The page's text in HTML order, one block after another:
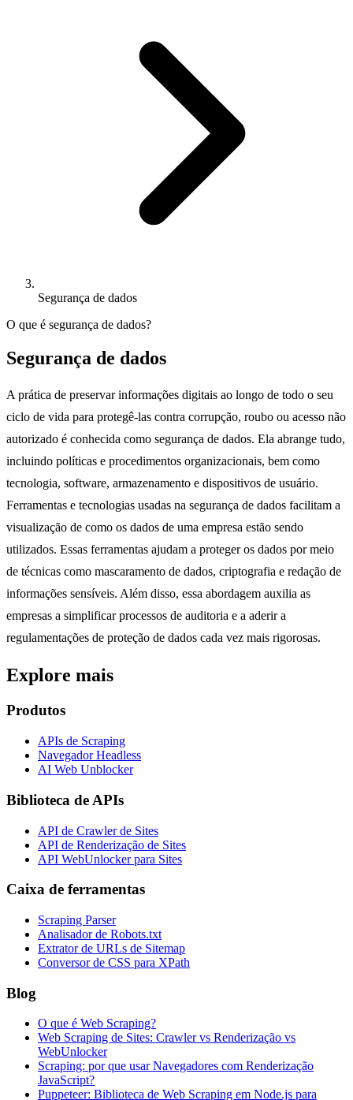
Segurança de dados
O que é segurança de dados?
Segurança de dados
A prática de preservar informações digitais ao longo de todo o seu
ciclo de vida para protegê-las contra corrupção, roubo ou acesso não
autorizado é conhecida como segurança de dados. Ela abrange tudo,
incluindo políticas e procedimentos organizacionais, bem como
tecnologia, software, armazenamento e dispositivos de usuário.
Ferramentas e tecnologias usadas na segurança de dados facilitam a
visualização de como os dados de uma empresa estão sendo
utilizados. Essas ferramentas ajudam a proteger os dados por meio
de técnicas como mascaramento de dados, criptografia e redação de
informações sensíveis. Além disso, essa abordagem auxilia as
empresas a simplificar processos de auditoria e a aderir a
regulamentações de proteção de dados cada vez mais rigorosas.
Explore mais
Produtos
APIs de Scraping
Navegador Headless
AI Web Unblocker
Biblioteca de APIs
API de Crawler de Sites
API de Renderização de Sites
API WebUnlocker para Sites
Caixa de ferramentas
Scraping Parser
Analisador de Robots.txt
Extrator de URLs de Sitemap
Conversor de CSS para XPath
Blog
O que é Web Scraping?
Web Scraping de Sites: Crawler vs Renderização vs
WebUnlocker
Scraping: por que usar Navegadores com Renderização
JavaScript?
Puppeteer: Biblioteca de Web Scraping em Node.js para